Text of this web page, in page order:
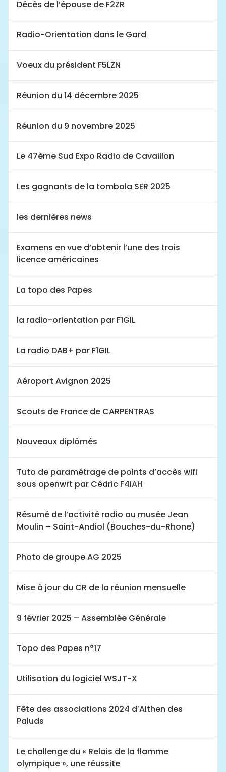
Décès de l’épouse de F2ZR
Radio-Orientation dans le Gard
Voeux du président F5LZN
Réunion du 14 décembre 2025
Réunion du 9 novembre 2025
Le 47ème Sud Expo Radio de Cavaillon
Les gagnants de la tombola SER 2025
les dernières news
Examens en vue d’obtenir l’une des trois
licence américaines
La topo des Papes
la radio-orientation par F1GIL
La radio DAB+ par F1GIL
Aéroport Avignon 2025
Scouts de France de CARPENTRAS
Nouveaux diplômés
Tuto de paramétrage de points d’accès wifi
sous openwrt par Cédric F4IAH
Résumé de l’activité radio au musée Jean
Moulin – Saint-Andiol (Bouches-du-Rhone)
Photo de groupe AG 2025
Mise à jour du CR de la réunion mensuelle
9 février 2025 – Assemblée Générale
Topo des Papes n°17
Utilisation du logiciel WSJT-X
Fête des associations 2024 d’Althen des
Paluds
Le challenge du « Relais de la flamme
olympique », une réussite